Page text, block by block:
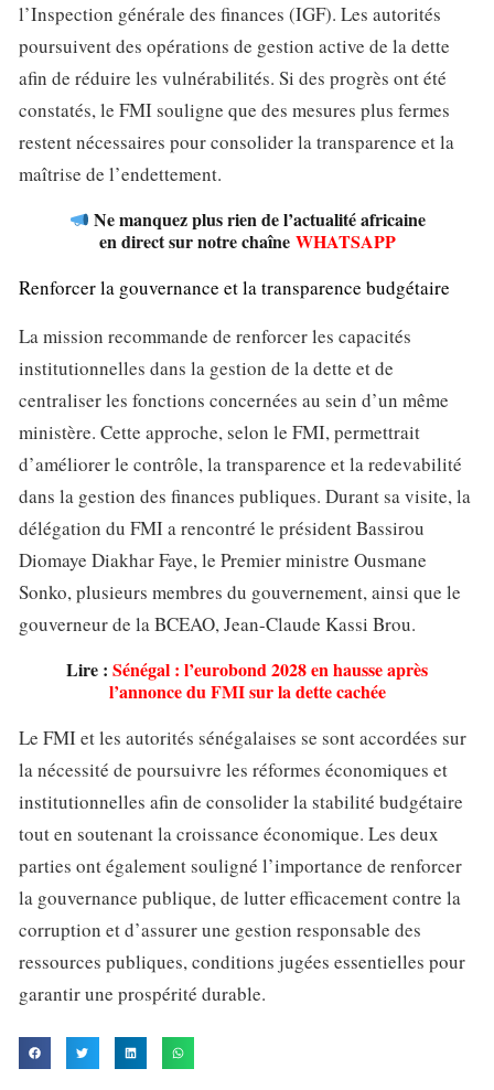
l’Inspection générale des finances (IGF). Les autorités
poursuivent des opérations de gestion active de la dette
afin de réduire les vulnérabilités. Si des progrès ont été
constatés, le FMI souligne que des mesures plus fermes
restent nécessaires pour consolider la transparence et la
maîtrise de l’endettement.
Ne manquez plus rien de l’actualité africaine
en direct sur notre chaîne WHATSAPP
Renforcer la gouvernance et la transparence budgétaire
La mission recommande de renforcer les capacités
institutionnelles dans la gestion de la dette et de
centraliser les fonctions concernées au sein d’un même
ministère. Cette approche, selon le FMI, permettrait
d’améliorer le contrôle, la transparence et la redevabilité
dans la gestion des finances publiques. Durant sa visite, la
délégation du FMI a rencontré le président Bassirou
Diomaye Diakhar Faye, le Premier ministre Ousmane
Sonko, plusieurs membres du gouvernement, ainsi que le
gouverneur de la BCEAO, Jean-Claude Kassi Brou.
Lire : Sénégal : l’eurobond 2028 en hausse après
l’annonce du FMI sur la dette cachée
Le FMI et les autorités sénégalaises se sont accordées sur
la nécessité de poursuivre les réformes économiques et
institutionnelles afin de consolider la stabilité budgétaire
tout en soutenant la croissance économique. Les deux
parties ont également souligné l’importance de renforcer
la gouvernance publique, de lutter efficacement contre la
corruption et d’assurer une gestion responsable des
ressources publiques, conditions jugées essentielles pour
garantir une prospérité durable.